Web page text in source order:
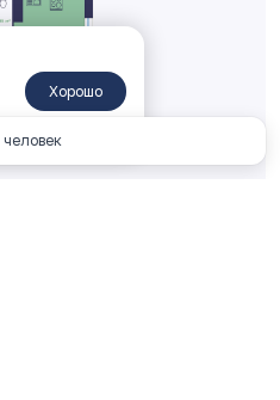
человек
Хорошо